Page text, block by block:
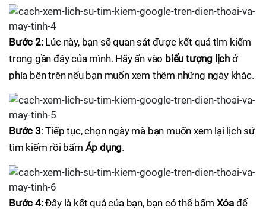
Bước 2: Lúc này, bạn sẽ quan sát được kết quả tìm kiếm
trong gần đây của mình. Hãy ấn vào biểu tượng lịch ở
phía bên trên nếu bạn muốn xem thêm những ngày khác.
Bước 3: Tiếp tục, chọn ngày mà bạn muốn xem lại lịch sử
tìm kiếm rồi bấm Áp dụng.
Bước 4:Đây là kết quả của bạn, bạn có thể bấm Xóa để